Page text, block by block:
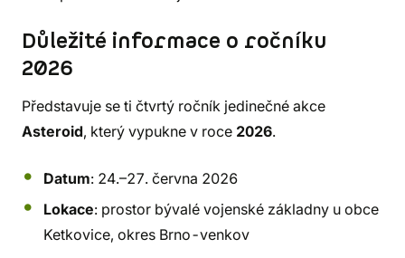
Důležité informace o ročníku
2026
Představuje se ti čtvrtý ročník jedinečné akce
Asteroid, který vypukne v roce 2026.
Datum: 24.–27. června 2026
Lokace: prostor bývalé vojenské základny u obce
Ketkovice, okres Brno-venkov